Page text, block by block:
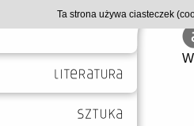
Ta strona używa ciasteczek